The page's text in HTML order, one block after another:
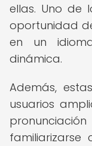
ellas. Uno de
oportunidad
en un
dinámica.
Además,
usuarios
familiarizarse